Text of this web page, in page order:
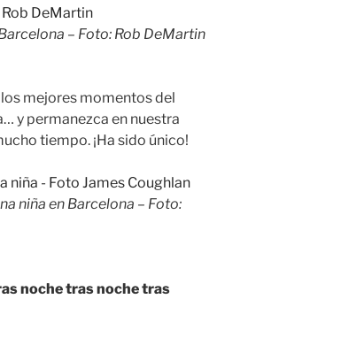
– Foto: Rob DeMartin
mejores momentos del
y permanezca en nuestra
tiempo. ¡Ha sido único!
niña en Barcelona – Foto:
noche tras noche tras